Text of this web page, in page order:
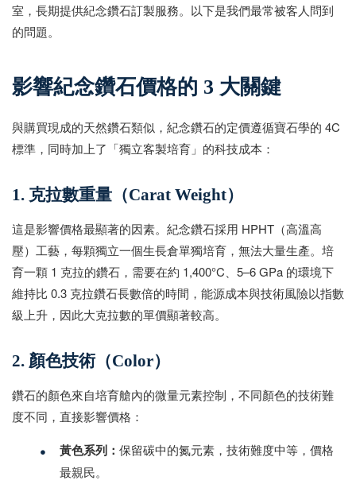
室，長期提供紀念鑽石訂製服務。以下是我們最常被客人問到
的問題。
影響紀念鑽石價格的 3 大關鍵
與購買現成的天然鑽石類似，紀念鑽石的定價遵循寶石學的 4C
標準，同時加上了「獨立客製培育」的科技成本：
1. 克拉數重量（Carat Weight）
這是影響價格最顯著的因素。紀念鑽石採用 HPHT（高溫高
壓）工藝，每顆獨立一個生長倉單獨培育，無法大量生產。培
育一顆 1 克拉的鑽石，需要在約 1,400°C、5–6 GPa 的環境下
維持比 0.3 克拉鑽石長數倍的時間，能源成本與技術風險以指數
級上升，因此大克拉數的單價顯著較高。
2. 顏色技術（Color）
鑽石的顏色來自培育艙內的微量元素控制，不同顏色的技術難
度不同，直接影響價格：
• 黃色系列： 保留碳中的氮元素，技術難度中等，價格
最親民。